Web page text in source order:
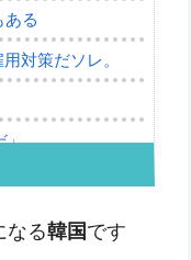
ある
対策だソレ。
」
なる韓国 です